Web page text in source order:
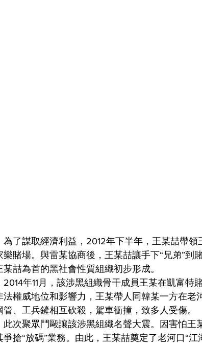
謀取經濟利益，2012年下半年，王某喆帶領
樂賭場。與雷某協商後，王某喆讓手下“兄弟”到
某喆為首的黑社會性質組織初步形成。
年11月，該涉黑組織骨干成員王某在凱富特
法權威地位和影響力，王某帶人同韓某一方在
管、工兵鏟相互砍殺，駕車衝撞，致多人受傷。
聚眾鬥毆讓該涉黑組織名聲大震。因害怕王
爭搶“放碼”業務。由此，王某喆奠定了老河口“